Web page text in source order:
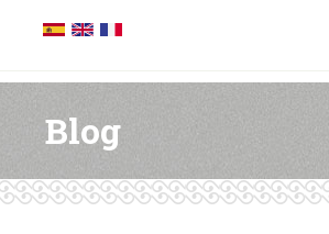
Blog